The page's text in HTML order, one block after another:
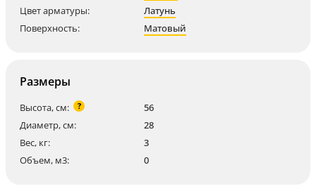
Цвет арматуры:
Латунь
Поверхность:
Матовый
Размеры
Высота, см: ?
56
Диаметр, см:
28
Вес, кг:
3
Объем, м3:
0